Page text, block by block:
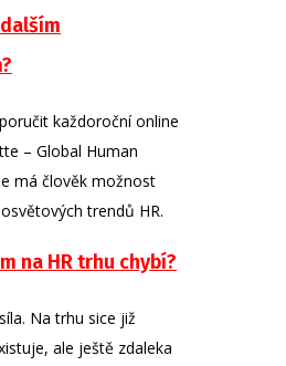
každoroční online
– Global Human
má člověk možnost
trendů HR.
na HR trhu chybí?
Na trhu sice již
ale ještě zdaleka